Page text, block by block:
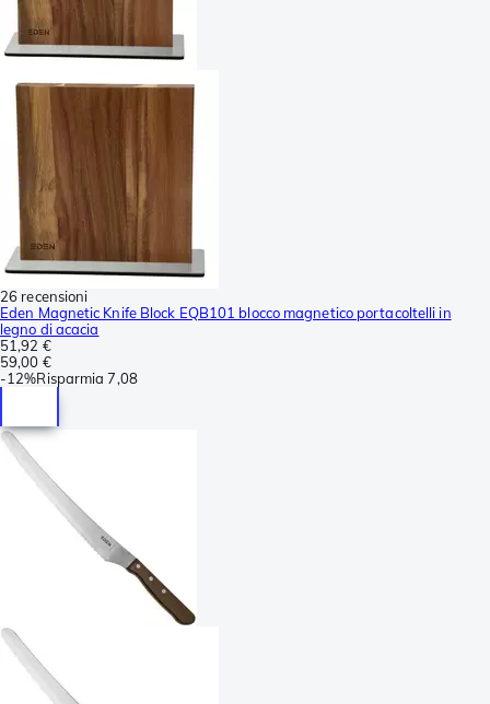
26 recensioni
Eden Magnetic Knife Block EQB101 blocco magnetico portacoltelli in
legno di acacia
51,92 €
59,00 €
-12%Risparmia 7,08